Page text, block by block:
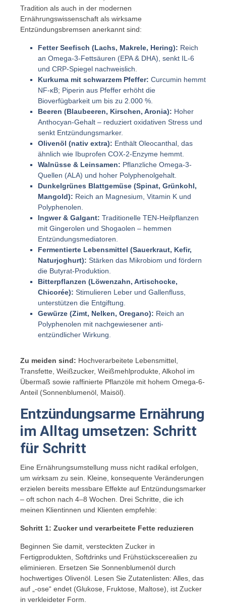
Tradition als auch in der modernen
Ernährungswissenschaft als wirksame
Entzündungsbremsen anerkannt sind:
Fetter Seefisch (Lachs, Makrele, Hering): Reich
an Omega-3-Fettsäuren (EPA & DHA), senkt IL-6
und CRP-Spiegel nachweislich.
Kurkuma mit schwarzem Pfeffer: Curcumin hemmt
NF-κB; Piperin aus Pfeffer erhöht die
Bioverfügbarkeit um bis zu 2.000 %.
Beeren (Blaubeeren, Kirschen, Aronia): Hoher
Anthocyan-Gehalt – reduziert oxidativen Stress und
senkt Entzündungsmarker.
Olivenöl (nativ extra): Enthält Oleocanthal, das
ähnlich wie Ibuprofen COX-2-Enzyme hemmt.
Walnüsse & Leinsamen: Pflanzliche Omega-3-
Quellen (ALA) und hoher Polyphenolgehalt.
Dunkelgrünes Blattgemüse (Spinat, Grünkohl,
Mangold): Reich an Magnesium, Vitamin K und
Polyphenolen.
Ingwer & Galgant: Traditionelle TEN-Heilpflanzen
mit Gingerolen und Shogaolen – hemmen
Entzündungsmediatoren.
Fermentierte Lebensmittel (Sauerkraut, Kefir,
Naturjoghurt): Stärken das Mikrobiom und fördern
die Butyrat-Produktion.
Bitterpflanzen (Löwenzahn, Artischocke,
Chicorée): Stimulieren Leber und Gallenfluss,
unterstützen die Entgiftung.
Gewürze (Zimt, Nelken, Oregano): Reich an
Polyphenolen mit nachgewiesener anti-
entzündlicher Wirkung.
Zu meiden sind: Hochverarbeitete Lebensmittel,
Transfette, Weißzucker, Weißmehlprodukte, Alkohol im
Übermaß sowie raffinierte Pflanzöle mit hohem Omega-6-
Anteil (Sonnenblumenöl, Maisöl).
Entzündungsarme Ernährung
im Alltag umsetzen: Schritt
für Schritt
Eine Ernährungsumstellung muss nicht radikal erfolgen,
um wirksam zu sein. Kleine, konsequente Veränderungen
erzielen bereits messbare Effekte auf Entzündungsmarker
– oft schon nach 4–8 Wochen. Drei Schritte, die ich
meinen Klientinnen und Klienten empfehle:
Schritt 1: Zucker und verarbeitete Fette reduzieren
Beginnen Sie damit, versteckten Zucker in
Fertigprodukten, Softdrinks und Frühstückscerealien zu
eliminieren. Ersetzen Sie Sonnenblumenöl durch
hochwertiges Olivenöl. Lesen Sie Zutatenlisten: Alles, das
auf „-ose“ endet (Glukose, Fruktose, Maltose), ist Zucker
in verkleideter Form.